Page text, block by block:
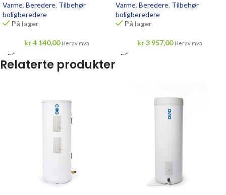
Varme, Beredere, Tilbehør
boligberedere
På lager
kr4 140,00 Herav mva
Varme, Beredere, Tilbehør
boligberedere
På lager
kr3 957,00 Herav mva
Relaterte produkter